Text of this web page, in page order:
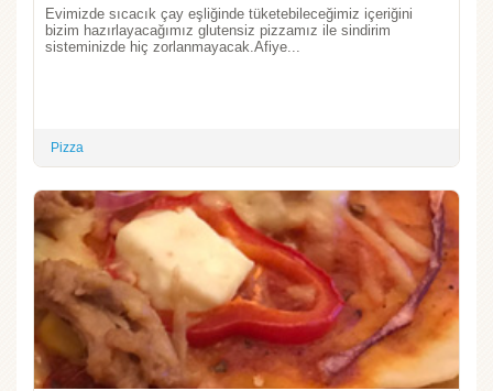
Evimizde sıcacık çay eşliğinde tüketebileceğimiz içeriğini
bizim hazırlayacağımız glutensiz pizzamız ile sindirim
sisteminizde hiç zorlanmayacak.Afiye...
Pizza